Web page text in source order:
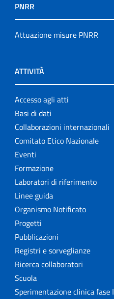
PNRR
Attuazione misure PNRR
ATTIVITÀ
Accesso agli atti
Basi di dati
Collaborazioni internazionali
Comitato Etico Nazionale
Eventi
Formazione
Laboratori di riferimento
Linee guida
Organismo Notificato
Progetti
Pubblicazioni
Registri e sorveglianze
Ricerca collaboratori
Scuola
Sperimentazione clinica fase I